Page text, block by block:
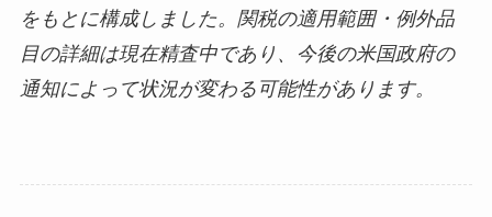
をもとに構成しました。関税の適用範囲・例外品
目の詳細は現在精査中であり、今後の米国政府の
通知によって状況が変わる可能性があります。